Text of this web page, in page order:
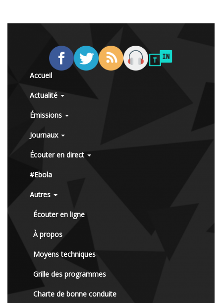
Accueil
Actualité
Émissions
Journaux
Écouter en direct
#Ebola
Autres
Écouter en ligne
À propos
Moyens techniques
Grille des programmes
Charte de bonne conduite